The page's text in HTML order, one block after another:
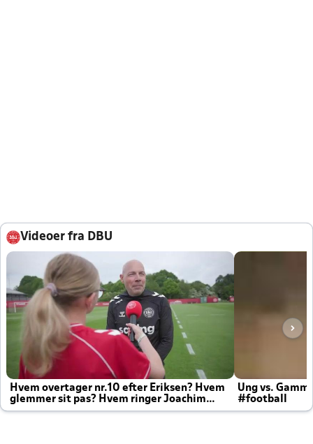
Videoer fra DBU
Hvem overtager nr.10 efter Eriksen? Hvem
glemmer sit pas? Hvem ringer Joachim
altid til efter kampe?
Ung vs.
#football